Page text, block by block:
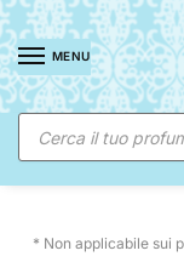
Skip
to
navigation
Skip
to
content
MENU
Ricerca
prodotti
☀️ SUNNY
* Non applicabile sui